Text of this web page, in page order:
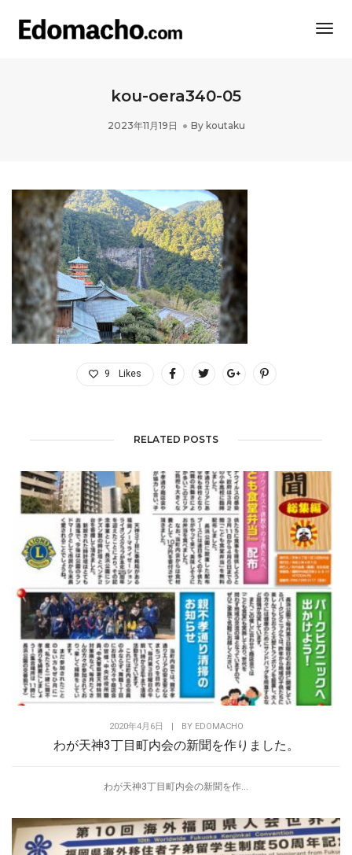
kou-oera340-05
2023年11月19日 By koutaku
9 Likes
RELATED POSTS
2020年4月6日 BY EDOMACHO
わが天神3丁目町内会の新聞を作りました。
わが天神3丁目町内会の新聞を作...